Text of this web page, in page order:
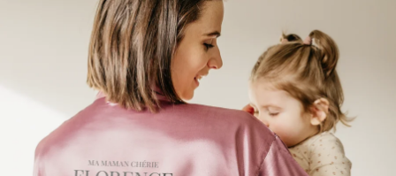
4,9 (sur la base de +15 000 avis)
Nos cadeaux sont appréciés. Les clients nous attribuent
une note de 4,9 sur Google Reviews (total de tous les
pays où nous sommes présents).